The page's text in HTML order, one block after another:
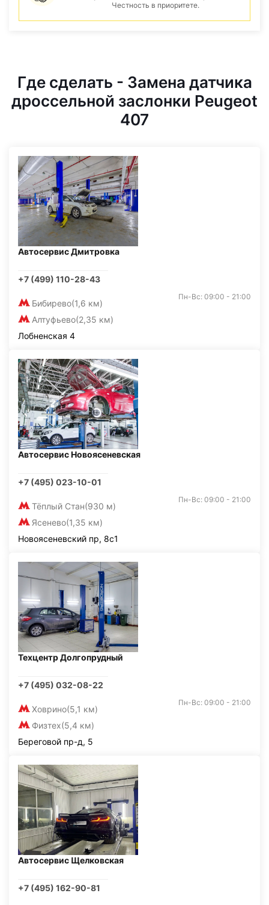
Честность в приоритете.
Где сделать - Замена датчика
дроссельной заслонки Peugeot
407
Автосервис Дмитровка
+7 (499) 110-28-43
Бибирево(1,6 км)
Алтуфьево(2,35 км)
Пн-Вс: 09:00 - 21:00
Лобненская 4
Автосервис Новоясеневская
+7 (495) 023-10-01
Тёплый Стан(930 м)
Ясенево(1,35 км)
Пн-Вс: 09:00 - 21:00
Новоясеневский пр, 8с1
Техцентр Долгопрудный
+7 (495) 032-08-22
Ховрино(5,1 км)
Физтех(5,4 км)
Пн-Вс: 09:00 - 21:00
Береговой пр-д, 5
Автосервис Щелковская
+7 (495) 162-90-81